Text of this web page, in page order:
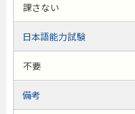
課さない
日本語能力試験
不要
備考